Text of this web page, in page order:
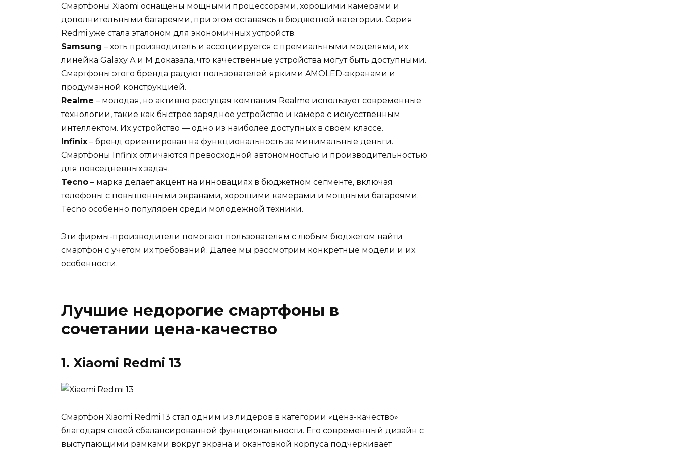
Смартфоны Xiaomi оснащены мощными процессорами, хорошими камерами и
дополнительными батареями, при этом оставаясь в бюджетной категории. Серия
Redmi уже стала эталоном для экономичных устройств.
Samsung – хоть производитель и ассоциируется с премиальными моделями, их
линейка Galaxy A и M доказала, что качественные устройства могут быть доступными.
Смартфоны этого бренда радуют пользователей яркими AMOLED-экранами и
продуманной конструкцией.
Realme – молодая, но активно растущая компания Realme использует современные
технологии, такие как быстрое зарядное устройство и камера с искусственным
интеллектом. Их устройство — одно из наиболее доступных в своем классе.
Infinix – бренд ориентирован на функциональность за минимальные деньги.
Смартфоны Infinix отличаются превосходной автономностью и производительностью
для повседневных задач.
Tecno – марка делает акцент на инновациях в бюджетном сегменте, включая
телефоны с повышенными экранами, хорошими камерами и мощными батареями.
Tecno особенно популярен среди молодёжной техники.
Эти фирмы-производители помогают пользователям с любым бюджетом найти
смартфон с учетом их требований. Далее мы рассмотрим конкретные модели и их
особенности.
Лучшие недорогие смартфоны в
сочетании цена-качество
1. Xiaomi Redmi 13
Смартфон Xiaomi Redmi 13 стал одним из лидеров в категории «цена-качество»
благодаря своей сбалансированной функциональности. Его современный дизайн с
выступающими рамками вокруг экрана и окантовкой корпуса подчёркивает